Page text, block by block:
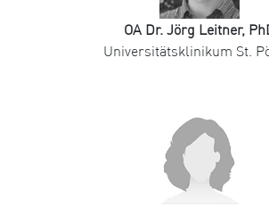
OA Dr. Jörg Leitner,
Universitätsklinikum St.